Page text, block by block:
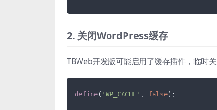
2. 关闭WordPress缓存
TBWeb开发版可能启用了缓存插件，临时关
define( 'WP_CACHE' , false